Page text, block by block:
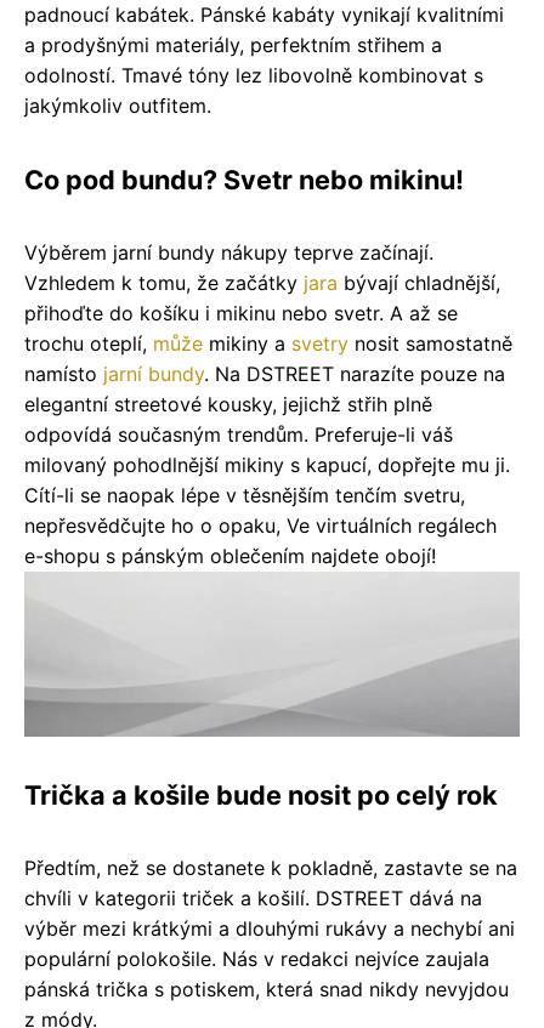
padnoucí kabátek. Pánské kabáty vynikají kvalitními
a prodyšnými materiály, perfektním střihem a
odolností. Tmavé tóny lez libovolně kombinovat s
jakýmkoliv outfitem.
Co pod bundu? Svetr nebo mikinu!
Výběrem jarní bundy nákupy teprve začínají.
Vzhledem k tomu, že začátky jara bývají chladnější,
přihoďte do košíku i mikinu nebo svetr. A až se
trochu oteplí, může mikiny a svetry nosit samostatně
namísto jarní bundy. Na DSTREET narazíte pouze na
elegantní streetové kousky, jejichž střih plně
odpovídá současným trendům. Preferuje-li váš
milovaný pohodlnější mikiny s kapucí, dopřejte mu ji.
Cítí-li se naopak lépe v těsnějším tenčím svetru,
nepřesvědčujte ho o opaku, Ve virtuálních regálech
e-shopu s pánským oblečením najdete obojí!
Trička a košile bude nosit po celý rok
Předtím, než se dostanete k pokladně, zastavte se na
chvíli v kategorii triček a košilí. DSTREET dává na
výběr mezi krátkými a dlouhými rukávy a nechybí ani
populární polokošile. Nás v redakci nejvíce zaujala
pánská trička s potiskem, která snad nikdy nevyjdou
z módy.